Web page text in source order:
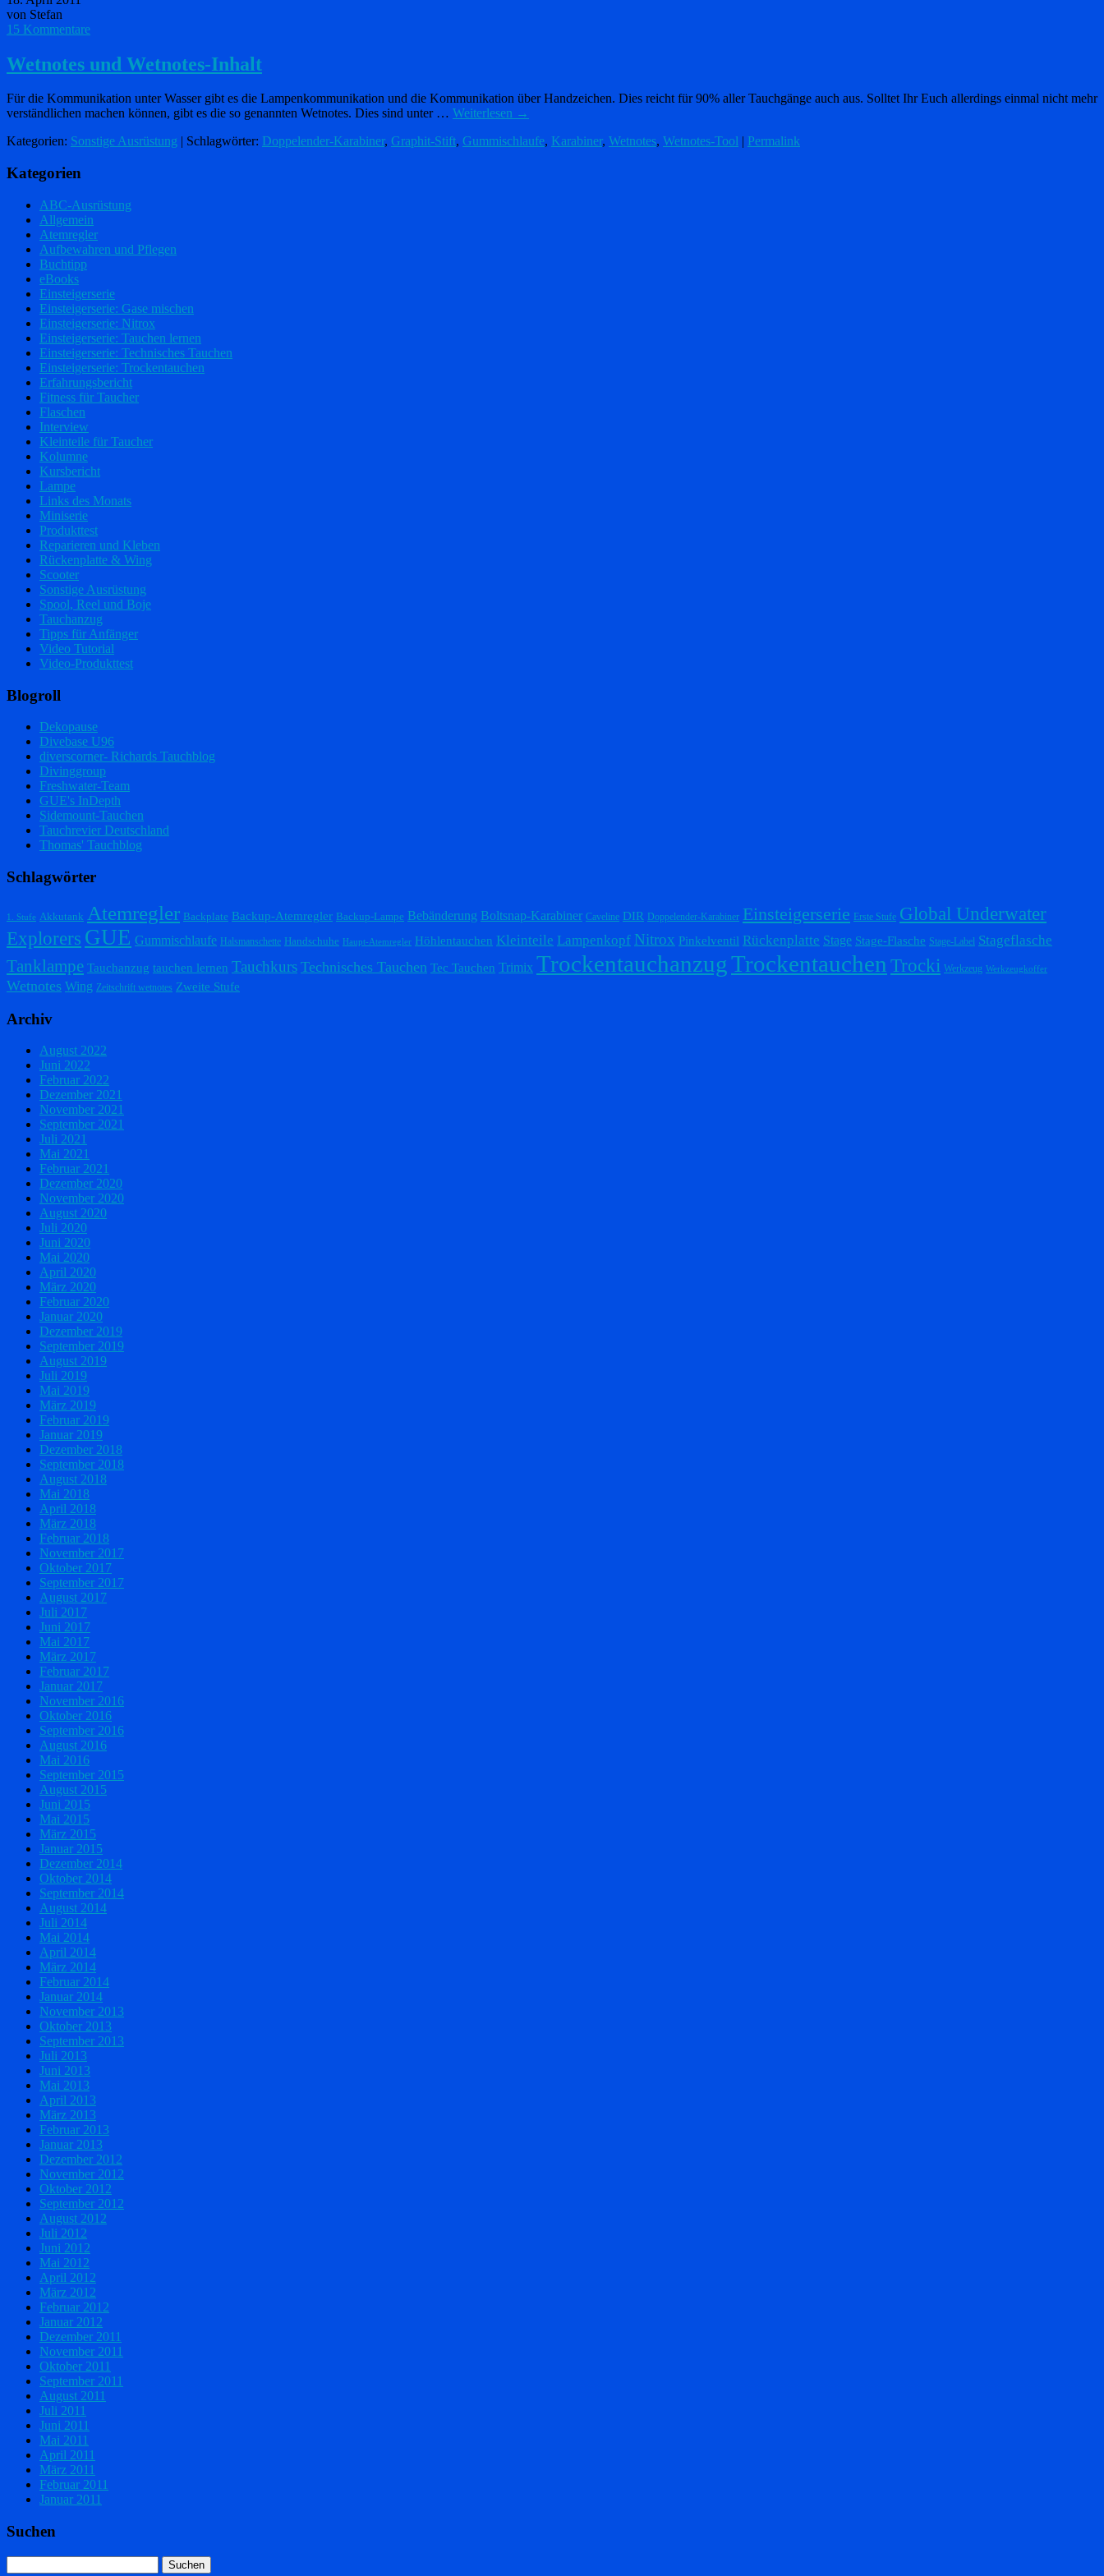
von Stefan
15 Kommentare
Wetnotes und Wetnotes-Inhalt
Für die Kommunikation unter Wasser gibt es die Lampenkommunikation und die Kommunikation über Handzeichen. Dies reicht für 90% aller Tauchgänge auch aus. Solltet Ihr Euch allerdings einmal nicht mehr
verständlichen machen können, gibt es die so genannten Wetnotes. Dies sind unter … Weiterlesen →
Kategorien: Sonstige Ausrüstung | Schlagwörter: Doppelender-Karabiner, Graphit-Stift, Gummischlaufe, Karabiner, Wetnotes, Wetnotes-Tool Permalink
Kategorien
ABC-Ausrüstung
Allgemein
Atemregler
Aufbewahren und Pflegen
Buchtipp
eBooks
Einsteigerserie
Einsteigerserie: Gase mischen
Einsteigerserie: Nitrox
Einsteigerserie: Tauchen lernen
Einsteigerserie: Technisches Tauchen
Einsteigerserie: Trockentauchen
Erfahrungsbericht
Fitness für Taucher
Flaschen
Interview
Kleinteile für Taucher
Kolumne
Kursbericht
Lampe
Links des Monats
Miniserie
Produkttest
Reparieren und Kleben
Rückenplatte & Wing
Scooter
Sonstige Ausrüstung
Spool, Reel und Boje
Tauchanzug
Tipps für Anfänger
Video Tutorial
Video-Produkttest
Blogroll
Dekopause
Divebase U96
diverscorner- Richards Tauchblog
Divinggroup
Freshwater-Team
GUE's InDepth
Sidemount-Tauchen
Tauchrevier Deutschland
Thomas' Tauchblog
Schlagwörter
1. Stufe Akkutank Atemregler Backplate Backup-Atemregler Backup-Lampe Bebänderung Boltsnap-Karabiner Caveline DIR Doppelender-Karabiner Einsteigerserie Erste Stufe Global Underwater
Explorers GUE Gummischlaufe Halsmanschette Handschuhe Haupt-Atemregler Höhlentauchen Kleinteile Lampenkopf Nitrox Pinkelventil Rückenplatte Stage Stage-Flasche Stage-Label Stageflasche
Tanklampe Tauchanzug tauchen lernen Tauchkurs Technisches Tauchen Tec Tauchen Trimix TrockentauchanzugTrockentauchen Trocki Werkzeug Werkzeugkoffer
Wetnotes Wing Zeitschrift wetnotes Zweite Stufe
Archiv
August 2022
Juni 2022
Februar 2022
Dezember 2021
November 2021
September 2021
Juli 2021
Mai 2021
Februar 2021
Dezember 2020
November 2020
August 2020
Juli 2020
Juni 2020
Mai 2020
April 2020
März 2020
Februar 2020
Januar 2020
Dezember 2019
September 2019
August 2019
Juli 2019
Mai 2019
März 2019
Februar 2019
Januar 2019
Dezember 2018
September 2018
August 2018
Mai 2018
April 2018
März 2018
Februar 2018
November 2017
Oktober 2017
September 2017
August 2017
Juli 2017
Juni 2017
Mai 2017
März 2017
Februar 2017
Januar 2017
November 2016
Oktober 2016
September 2016
August 2016
Mai 2016
September 2015
August 2015
Juni 2015
Mai 2015
März 2015
Januar 2015
Dezember 2014
Oktober 2014
September 2014
August 2014
Juli 2014
Mai 2014
April 2014
März 2014
Februar 2014
Januar 2014
November 2013
Oktober 2013
September 2013
Juli 2013
Juni 2013
Mai 2013
April 2013
März 2013
Februar 2013
Januar 2013
Dezember 2012
November 2012
Oktober 2012
September 2012
August 2012
Juli 2012
Juni 2012
Mai 2012
April 2012
März 2012
Februar 2012
Januar 2012
Dezember 2011
November 2011
Oktober 2011
September 2011
August 2011
Juli 2011
Juni 2011
Mai 2011
April 2011
März 2011
Februar 2011
Januar 2011
Suchen